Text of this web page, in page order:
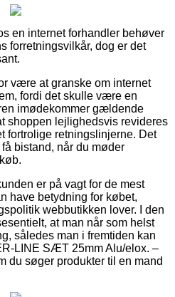
en internet forhandler behøver
forretningsvilkår, dog er det
være at granske om internet
fordi det skulle være en
imødekommer gældende
shoppen lejlighedsvis revideres
fortrolige retningslinjerne. Det
bistand, når du møder
er på vagt for de mest
have betydning for købet,
webbutikken lover. I den
at man når som helst
således man i fremtiden kan
LINE SÆT 25mm Alu/elox. –
du søger produkter til en mand